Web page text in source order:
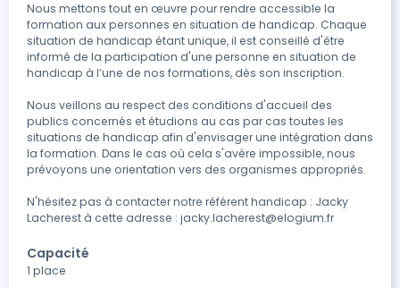
Nous mettons tout en œuvre pour rendre accessible la
formation aux personnes en situation de handicap. Chaque
situation de handicap étant unique, il est conseillé d'être
informé de la participation d'une personne en situation de
handicap à l’une de nos formations, dès son inscription.
Nous veillons au respect des conditions d'accueil des
publics concernés et étudions au cas par cas toutes les
situations de handicap afin d'envisager une intégration dans
la formation. Dans le cas où cela s'avère impossible, nous
prévoyons une orientation vers des organismes appropriés.
N'hésitez pas à contacter notre référent handicap : Jacky
Lacherest à cette adresse : jacky.lacherest@elogium.fr
Capacité
1 place